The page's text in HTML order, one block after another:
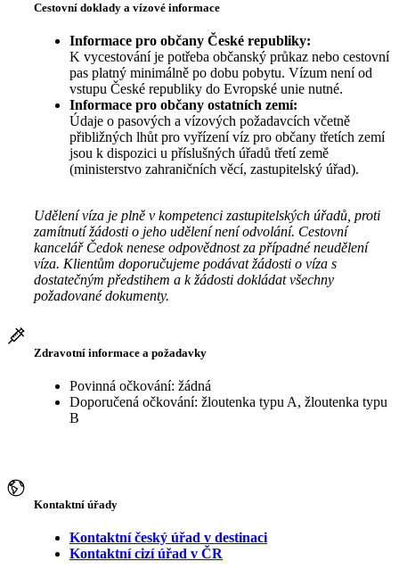
Cestovní doklady a vízové informace
Informace pro občany České republiky:
K vycestování je potřeba občanský průkaz nebo cestovní
pas platný minimálně po dobu pobytu. Vízum není od
vstupu České republiky do Evropské unie nutné.
Informace pro občany ostatních zemí:
Údaje o pasových a vízových požadavcích včetně
přibližných lhůt pro vyřízení víz pro občany třetích zemí
jsou k dispozici u příslušných úřadů třetí země
(ministerstvo zahraničních věcí, zastupitelský úřad).
Udělení víza je plně v kompetenci zastupitelských úřadů, proti
zamítnutí žádosti o jeho udělení není odvolání. Cestovní
kancelář Čedok nenese odpovědnost za případné neudělení
víza. Klientům doporučujeme podávat žádosti o víza s
dostatečným předstihem a k žádosti dokládat všechny
požadované dokumenty.
Zdravotní informace a požadavky
Povinná očkování: žádná
Doporučená očkování: žloutenka typu A, žloutenka typu
B
Kontaktní úřady
Kontaktní český úřad v destinaci
Kontaktní cizí úřad v ČR